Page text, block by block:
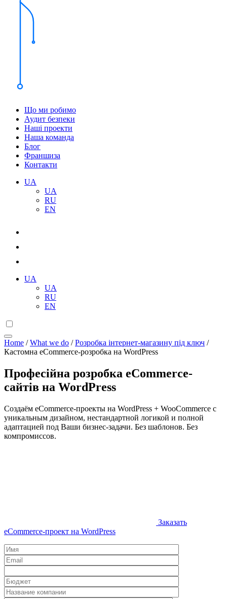
Що ми робимо
Аудит безпеки
Наші проекти
Наша команда
Блог
Франшиза
Контакти
UA
UA
RU
EN
UA
UA
RU
EN
Home /What we do /Розробка інтернет-магазину під ключ /
Кастомна eCommerce-розробка на WordPress
Професійна розробка eCommerce-
сайтів на WordPress
Создаём eCommerce-проекты на WordPress + WooCommerce с
уникальным дизайном, нестандартной логикой и полной
адаптацией под Ваши бизнес-задачи. Без шаблонов. Без
компромиссов.
Заказать
eCommerce-проект на WordPress